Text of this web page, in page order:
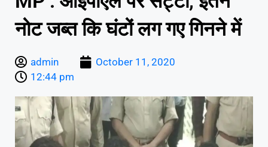
नोट जब्त कि घंटों लग गए गिनने में
admin
October 11, 2020
12:44 pm